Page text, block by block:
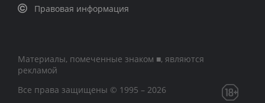
Правовая информация
Материалы, помеченные знаком ■, являются
рекламой
Все права защищены © 1995 – 2026